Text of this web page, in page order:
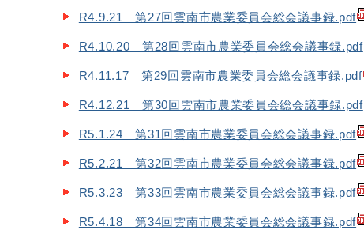
R4.9.21 第27回雲南市農業委員会総会議事録.pdf
R4.10.20 第28回雲南市農業委員会総会議事録.pdf
R4.11.17 第29回雲南市農業委員会総会議事録.pdf
R4.12.21 第30回雲南市農業委員会総会議事録.pdf
R5.1.24 第31回雲南市農業委員会総会議事録.pdf
R5.2.21 第32回雲南市農業委員会総会議事録.pdf
R5.3.23 第33回雲南市農業委員会総会議事録.pdf
R5.4.18 第34回雲南市農業委員会総会議事録.pdf